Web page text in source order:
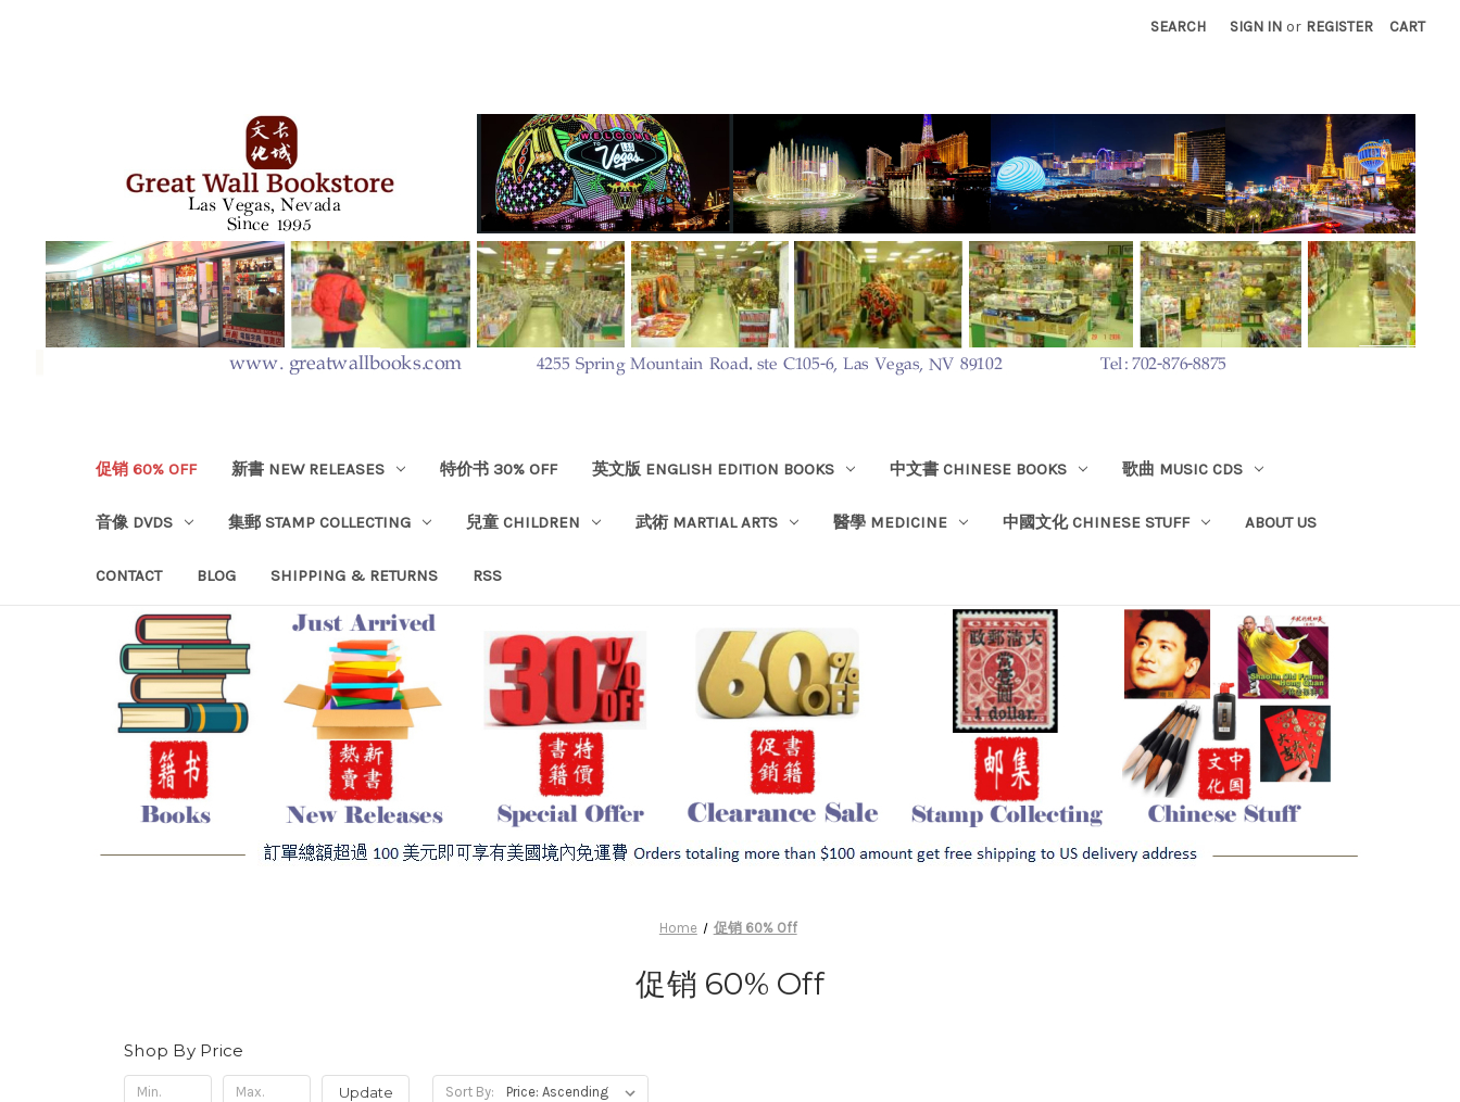
SEARCH SIGN IN or REGISTER CART
促销 60% OFF 新書 NEW RELEASES 特价书 30% OFF 英文版 ENGLISH EDITION BOOKS 中文書 CHINESE BOOKS 歌曲 MUSIC CDS
音像 DVDS 集郵 STAMP COLLECTING 兒童 CHILDREN 武術 MARTIAL ARTS 醫學 MEDICINE 中國文化 CHINESE STUFF ABOUT US
CONTACT BLOG SHIPPING & RETURNS RSS
Home 促销 60% Off
促销 60% Off
Shop By Price
Update Sort By: